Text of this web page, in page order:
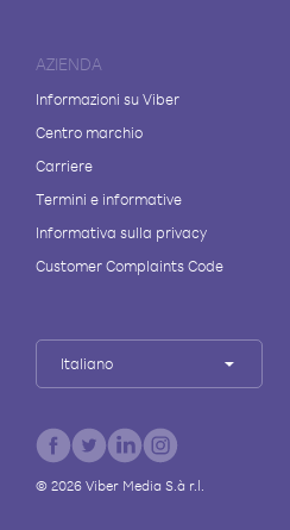
AZIENDA
Informazioni su Viber
Centro marchio
Carriere
Termini e informative
Informativa sulla privacy
Customer Complaints Code
Italiano
© 2026Viber Media S.à r.l.